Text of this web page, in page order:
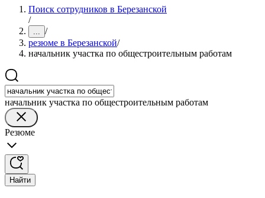
Поиск сотрудников в Березанской
/
... /
резюме в Березанской/
начальник участка по общестроительным работам
начальник участка по общестроительным работам
Резюме
Найти